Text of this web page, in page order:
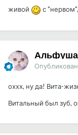
живой с
Альфуша
оххх, ну да! Вита-
Витальный был зуб,